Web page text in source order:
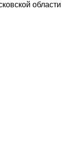
области